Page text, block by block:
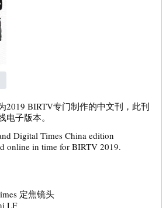
2019 BIRTV专门制作的中文刊，此刊
子版本。
Digital Times China edition
online in time for BIRTV 2019.
定焦镜头
LF